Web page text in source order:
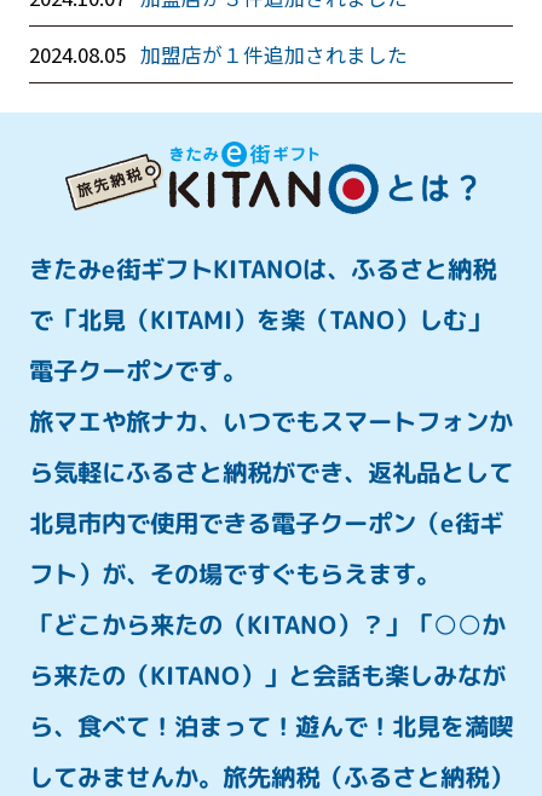
2024.08.05 加盟店が１件追加されました
きたみe街ギフトKITANOは、ふるさと納税
で「北見（KITAMI）を楽（TANO）しむ」
電子クーポンです。
旅マエや旅ナカ、いつでもスマートフォンか
ら気軽にふるさと納税ができ、 返礼品として
北見市内で使用できる電子クーポン（e街ギ
フト）が、 その場ですぐもらえます。
「どこから来たの（KITANO）？」「○○か
ら来たの（KITANO）」と会話も楽しみなが
ら、食べて！泊まって！遊んで！北見を満喫
してみませんか。 旅先納税（ふるさと納税）